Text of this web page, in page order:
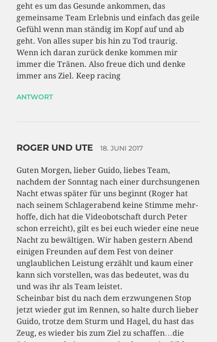
geht es um das Gesunde ankommen, das
gemeinsame Team Erlebnis und einfach das geile
Gefühl wenn man ständig im Kopf auf und ab
geht. Von alles super bis hin zu Tod traurig.
Wenn ich daran zurück denke kommen mir
immer die Tränen. Also freue dich und denke
immer ans Ziel. Keep racing
ANTWORT
ROGER UND UTE 18. JUNI 2017
Guten Morgen, lieber Guido, liebes Team,
nachdem der Sonntag nach einer durchsungenen
Nacht etwas später für uns beginnt (Roger hat
nach seinem Schlagerabend keine Stimme mehr-
hoffe, dich hat die Videobotschaft durch Peter
schon erreicht), gilt es bei euch wieder eine neue
Nacht zu bewältigen. Wir haben gestern Abend
einigen Freunden auf dem Fest von deiner
unglaublichen Leistung erzählt und kaum einer
kann sich vorstellen, was das bedeutet, was du
und was ihr als Team leistet.
Scheinbar bist du nach dem erzwungenen Stop
jetzt wieder gut im Rennen, so halte durch lieber
Guido, trotze dem Sturm und Hagel, du hast das
Zeug, es wieder bis zum Ziel zu schaffen…die